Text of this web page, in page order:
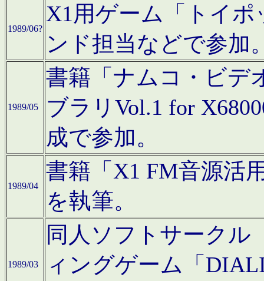
1989/06?
X1用ゲーム「トイ
ンド担当などで参加
1989/05
書籍「ナムコ・ビデ
ブラリVol.1 for
成で参加。
1989/04
書籍「X1 FM音源活
を執筆。
1989/03
同人ソフトサークル
ィングゲーム「